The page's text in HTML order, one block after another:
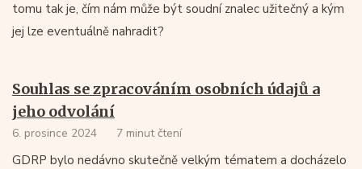
tomu tak je, čím nám může být soudní znalec užitečný a kým
jej lze eventuálně nahradit?
Souhlas se zpracováním osobních údajů a
jeho odvolání
6. prosince 2024 7 minut čtení
GDRP bylo nedávno skutečně velkým tématem a docházelo